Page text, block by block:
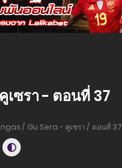
เซรา - ตอนที่ 37
Gu Sera - คูเซรา ตอนที่ 37